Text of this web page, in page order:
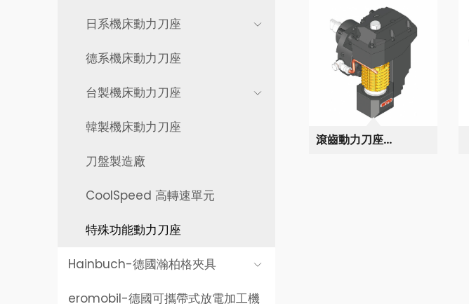
日系機床動力刀座
德系機床動力刀座
台製機床動力刀座
韓製機床動力刀座
刀盤製造廠
CoolSpeed 高轉速單元
特殊功能動力刀座
Hainbuch-德國瀚柏格夾具
eromobil-德國可攜帶式放電加工機
滾齒動力刀座